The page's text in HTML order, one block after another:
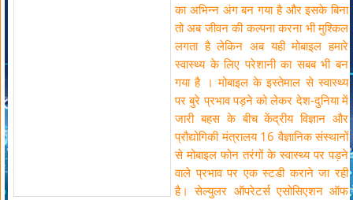
का अभिन्न अंग बन गया है और इसके बिना
तो अब जीवन की कल्पना करना भी मुश्किल
लगता है लेकिन अब यही मोबाइल हमारे
स्वास्थ्य के लिए परेशानी का सबब भी बन
गया है । मोबाइल के इस्तेमाल से स्वास्थ्य
पर बुरे प्रभाव पड़ने को लेकर देश-दुनिया में
जारी बहस के बीच केंद्रीय विज्ञान और
प्रौद्योगिकी मंत्रालय 16 वैज्ञानिक संस्थानों
से मोबाइल फोन तरंगों के स्वास्थ्य पर पड़ने
वाले प्रभाव पर एक स्टडी कराने जा रही
है। सेल्युलर ऑपरेटर्स एसोसिएशन ऑफ